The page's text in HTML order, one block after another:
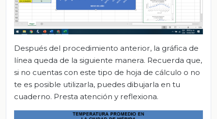
Después del procedimiento anterior, la gráfica de
línea queda de la siguiente manera. Recuerda que,
si no cuentas con este tipo de hoja de cálculo o no
te es posible utilizarla, puedes dibujarla en tu
cuaderno. Presta atención y reflexiona.